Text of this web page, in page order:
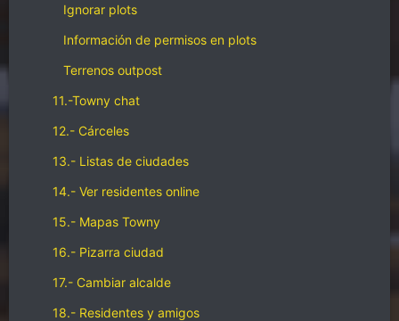
Ignorar plots
Información de permisos en plots
Terrenos outpost
11.-Towny chat
12.- Cárceles
13.- Listas de ciudades
14.- Ver residentes online
15.- Mapas Towny
16.- Pizarra ciudad
17.- Cambiar alcalde
18.- Residentes y amigos